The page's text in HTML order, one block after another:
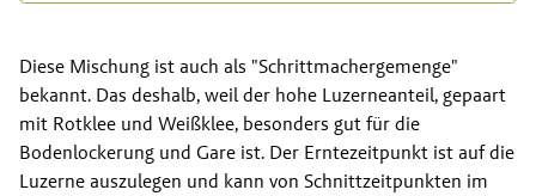
Diese Mischung ist auch als "Schrittmachergemenge"
bekannt. Das deshalb, weil der hohe Luzerneanteil, gepaart
mit Rotklee und Weißklee, besonders gut für die
Bodenlockerung und Gare ist. Der Erntezeitpunkt ist auf die
Luzerne auszulegen und kann von Schnittzeitpunkten im